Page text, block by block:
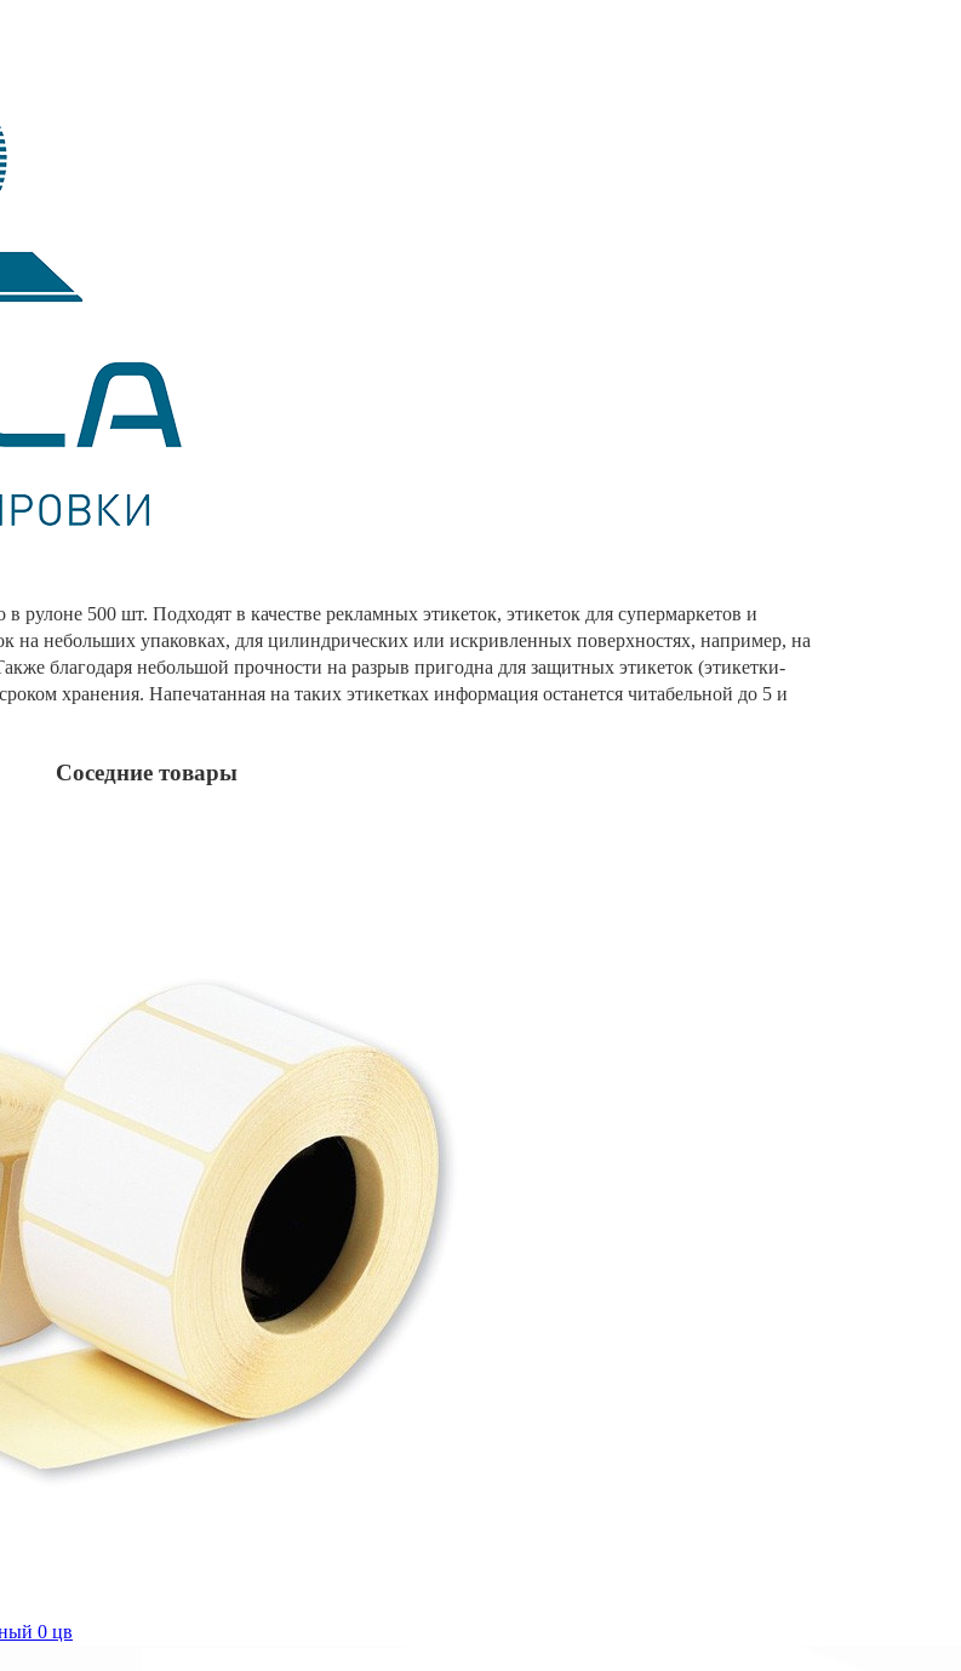
500 шт. Подходят в качестве рекламных этикеток, этикеток для супермаркетов и
на небольших упаковках, для цилиндрических или искривленных поверхностях, например, на
благодаря небольшой прочности на разрыв пригодна для защитных этикеток (этикетки-
хранения. Напечатанная на таких этикетках информация останется читабельной до 5 и
Соседние товары
0 цв